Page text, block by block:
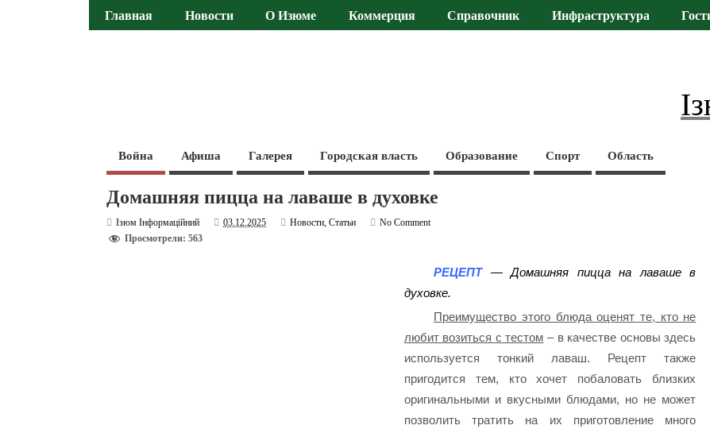
Главная Новости О Изюме Коммерция Справочник Инфраструктура
Война Афиша Галерея Городская власть Образование Спорт Область
Домашняя пицца на лаваше в духовке
Ізюм Інформаційний 03.12.2025 Новости,Статьи
No Comment
Просмотрели: 563
РЕЦЕПТ— Домашняя пицца на лаваше в
духовке.
Преимущество этого блюда оценят те, кто не
любит возиться с тестом – в качестве основы здесь
используется тонкий лаваш. Рецепт также
пригодится тем, кто хочет побаловать близких
оригинальными и вкусными блюдами, но не может
позволить тратить на их приготовление много